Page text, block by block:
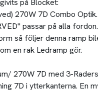
på Blocket:
270W 7D Combo Optik.
passar på alla
så följer denna ramp
en rak Ledramp gör.
270W 7D med 3-
7D i ytterkanterna. En